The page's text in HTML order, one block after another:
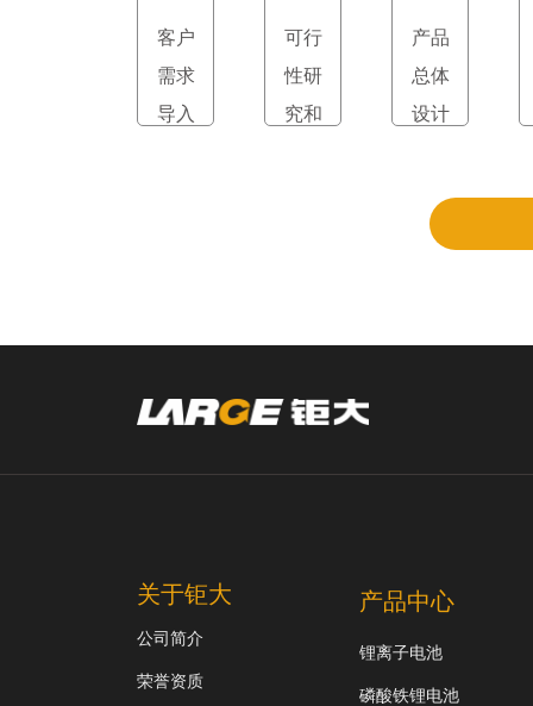
客户
需求
导入
可行
性研
究和
产品
总体
设计
关于钜大
公司简介
荣誉资质
产品中心
锂离子电池
磷酸铁锂电池